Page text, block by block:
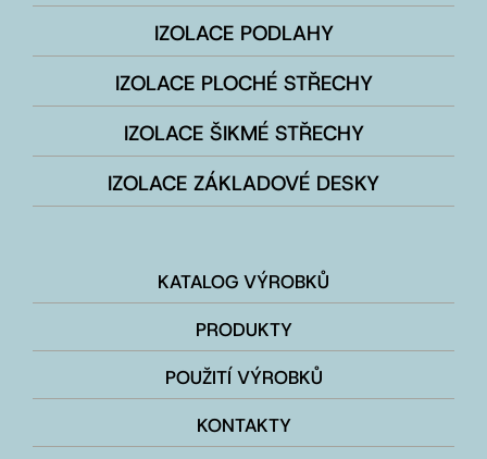
IZOLACE PODLAHY
IZOLACE PLOCHÉ STŘECHY
IZOLACE ŠIKMÉ STŘECHY
IZOLACE ZÁKLADOVÉ DESKY
KATALOG VÝROBKŮ
PRODUKTY
POUŽITÍ VÝROBKŮ
KONTAKTY